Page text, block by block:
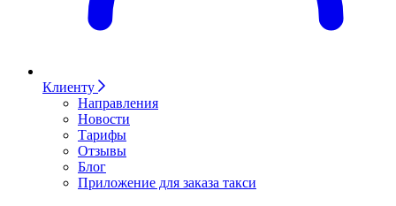
Клиенту
Направления
Новости
Тарифы
Отзывы
Блог
Приложение для заказа такси